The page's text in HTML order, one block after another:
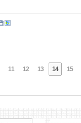
11 12 13 14 15